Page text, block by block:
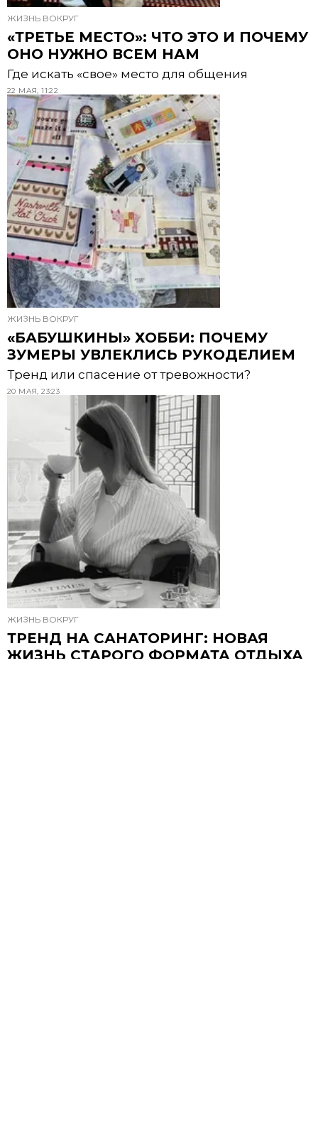
ЖИЗНЬ ВОКРУГ
«ТРЕТЬЕ МЕСТО»: ЧТО ЭТО И ПОЧЕМУ
ОНО НУЖНО ВСЕМ НАМ
Где искать «свое» место для общения
22 МАЯ, 11:22
ЖИЗНЬ ВОКРУГ
«БАБУШКИНЫ» ХОББИ: ПОЧЕМУ
ЗУМЕРЫ УВЛЕКЛИСЬ РУКОДЕЛИЕМ
Тренд или спасение от тревожности?
20 МАЯ, 23:23
ЖИЗНЬ ВОКРУГ
ТРЕНД НА САНАТОРИНГ: НОВАЯ
ЖИЗНЬ СТАРОГО ФОРМАТА ОТДЫХА